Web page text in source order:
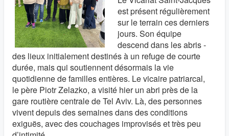
est présent régulièrement
sur le terrain ces derniers
jours. Son équipe
descend dans les abris -
des lieux initialement destinés à un refuge de courte
durée, mais qui soutiennent désormais la vie
quotidienne de familles entières. Le vicaire patriarcal,
le père Piotr Zelazko, a visité hier un abri près de la
gare routière centrale de Tel Aviv. Là, des personnes
vivent depuis des semaines dans des conditions
exiguës, avec des couchages improvisés et très peu